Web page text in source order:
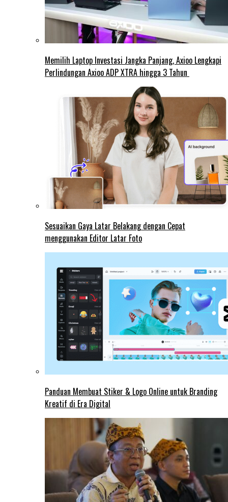
Memilih Laptop Investasi Jangka Panjang, Axioo Lengkapi
Perlindungan Axioo ADP XTRA hingga 3 Tahun
Sesuaikan Gaya Latar Belakang dengan Cepat
menggunakan Editor Latar Foto
Panduan Membuat Stiker & Logo Online untuk Branding
Kreatif di Era Digital